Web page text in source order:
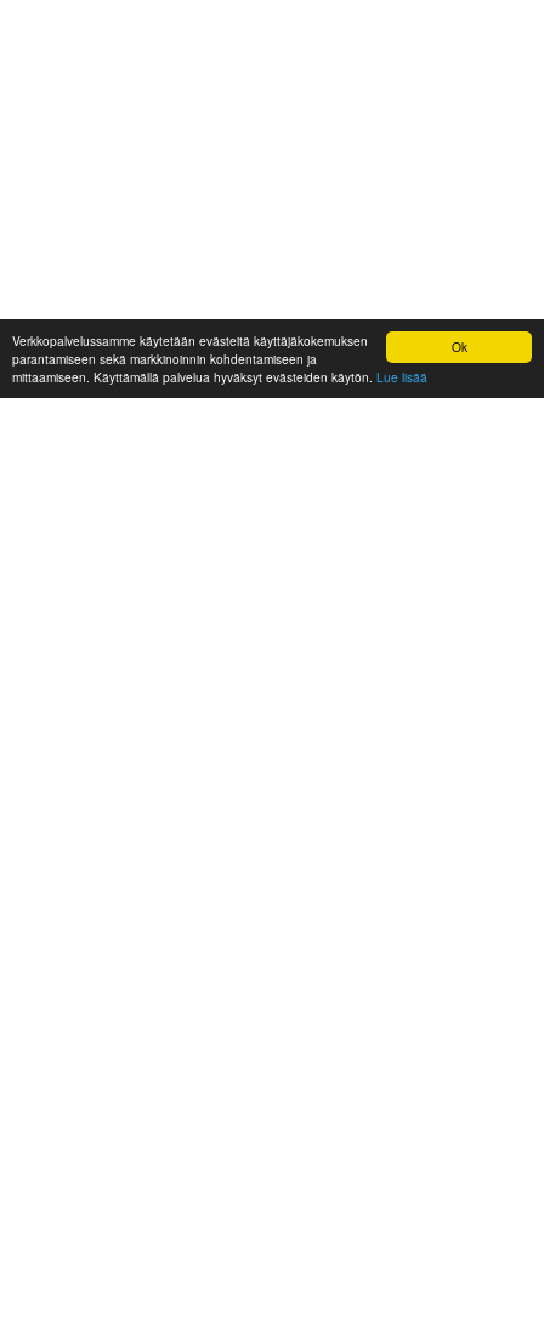
Ok
Verkkopalvelussamme käytetään evästeitä käyttäjäkokemuksen
parantamiseen sekä markkinoinnin kohdentamiseen ja
mittaamiseen. Käyttämällä palvelua hyväksyt evästeiden käytön. Lue lisää